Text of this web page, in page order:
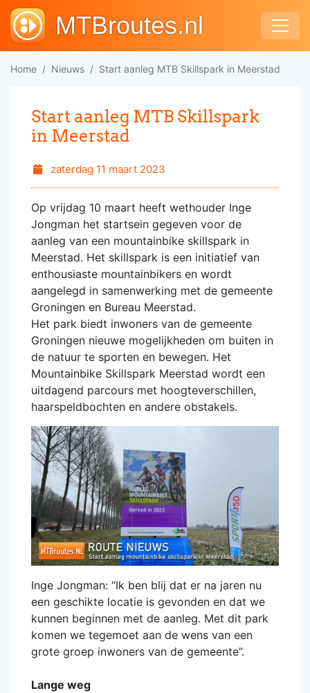
MTBroutes.nl
Home Nieuws Start aanleg MTB Skillspark in Meerstad
Start aanleg MTB Skillspark
in Meerstad
zaterdag 11 maart 2023
Op vrijdag 10 maart heeft wethouder Inge
Jongman het startsein gegeven voor de
aanleg van een mountainbike skillspark in
Meerstad. Het skillspark is een initiatief van
enthousiaste mountainbikers en wordt
aangelegd in samenwerking met de gemeente
Groningen en Bureau Meerstad.
Het park biedt inwoners van de gemeente
Groningen nieuwe mogelijkheden om buiten in
de natuur te sporten en bewegen. Het
Mountainbike Skillspark Meerstad wordt een
uitdagend parcours met hoogteverschillen,
haarspeldbochten en andere obstakels.
Inge Jongman: “Ik ben blij dat er na jaren nu
een geschikte locatie is gevonden en dat we
kunnen beginnen met de aanleg. Met dit park
komen we tegemoet aan de wens van een
grote groep inwoners van de gemeente”.
Lange weg